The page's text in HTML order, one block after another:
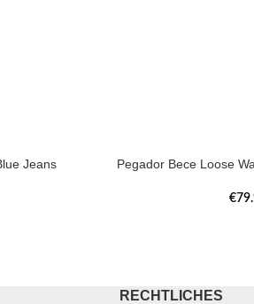
Jeans Pegador Bece Loose
€
RECHTLICHES